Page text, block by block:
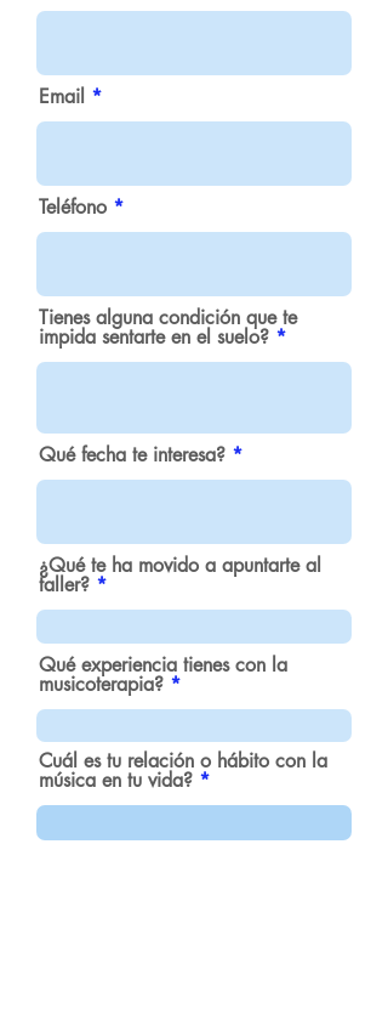
Email
Teléfono
Tienes alguna condición que te
impida sentarte en el suelo?
Qué fecha te interesa?
¿Qué te ha movido a apuntarte al
taller?
Qué experiencia tienes con la
musicoterapia?
Cuál es tu relación o hábito con la
música en tu vida?